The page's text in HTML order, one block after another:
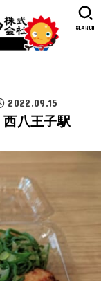
SEARCH
2022.09.15
八王子駅